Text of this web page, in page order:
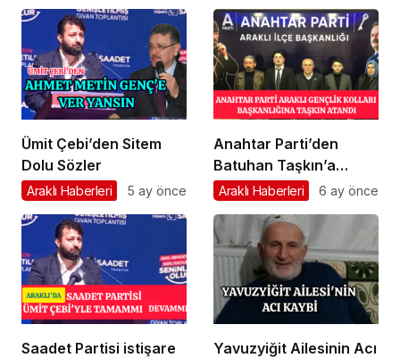
Ümit Çebi’den Sitem
Dolu Sözler
Araklı Haberleri 5 ay önce
Anahtar Parti’den
Batuhan Taşkın’a
Önemli Görev
Araklı Haberleri 6 ay önce
Saadet Partisi istişare
Yavuzyiğit Ailesinin Acı